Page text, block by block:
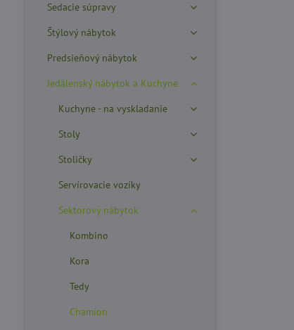
Sedacie súpravy
Štýlový nábytok
Predsieňový nábytok
Jedálenský nábytok a Kuchyne
Kuchyne - na vyskladanie
Stoly
Stoličky
Servírovacie vozíky
Sektorový nábytok
Kombino
Kora
Tedy
Chamion